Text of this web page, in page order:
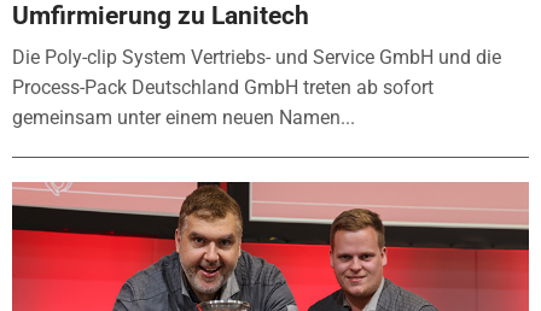
Umfirmierung zu Lanitech
Die Poly-clip System Vertriebs- und Service GmbH und die
Process-Pack Deutschland GmbH treten ab sofort
gemeinsam unter einem neuen Namen...